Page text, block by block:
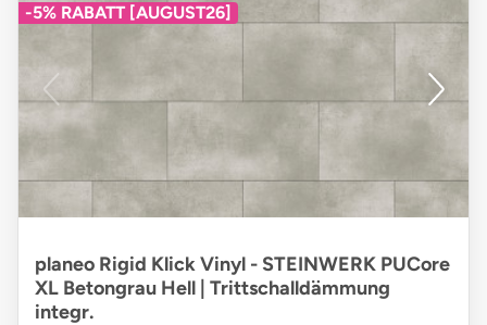
-5% RABATT [AUGUST26]
planeo Rigid Klick Vinyl - STEINWERK PUCore
XL Betongrau Hell | Trittschalldämmung
integr.